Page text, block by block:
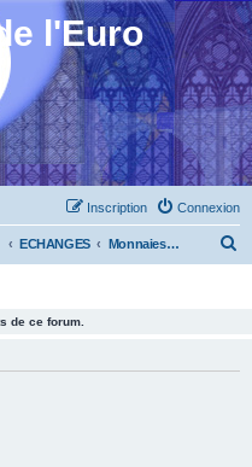
l'Euro
Connexion
Inscription
ECHANGES Monnaies circulantes
de ce forum.